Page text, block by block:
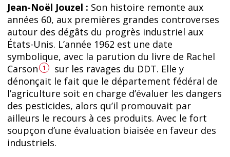
Jean-Noël Jouzel : Son histoire remonte aux
années 60, aux premières grandes controverses
autour des dégâts du progrès industriel aux
États-Unis. L’année 1962 est une date
symbolique, avec la parution du livre de Rachel
Carson
1
sur les ravages du DDT. Elle y
dénonçait le fait que le département fédéral de
l’agriculture soit en charge d’évaluer les dangers
des pesticides, alors qu’il promouvait par
ailleurs le recours à ces produits. Avec le fort
soupçon d’une évaluation biaisée en faveur des
industriels.